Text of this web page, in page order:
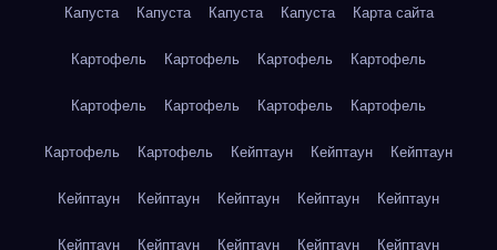
Капуста Капуста Капуста Капуста Карта сайта
Картофель Картофель Картофель Картофель
Картофель Картофель Картофель Картофель
Картофель Картофель Кейптаун Кейптаун Кейптаун
Кейптаун Кейптаун Кейптаун Кейптаун Кейптаун
Кейптаун Кейптаун Кейптаун Кейптаун Кейптаун